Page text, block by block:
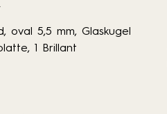
oval 5,5 mm, Glaskugel
1 Brillant